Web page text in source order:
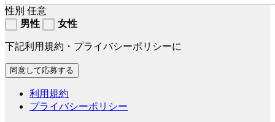
性別 任意
男性
女性
下記利用規約・プライバシーポリシーに
利用規約
プライバシーポリシー